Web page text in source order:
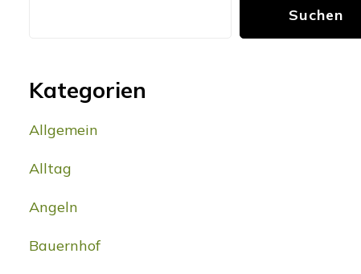
Suchen
Kategorien
Allgemein
Alltag
Angeln
Bauernhof